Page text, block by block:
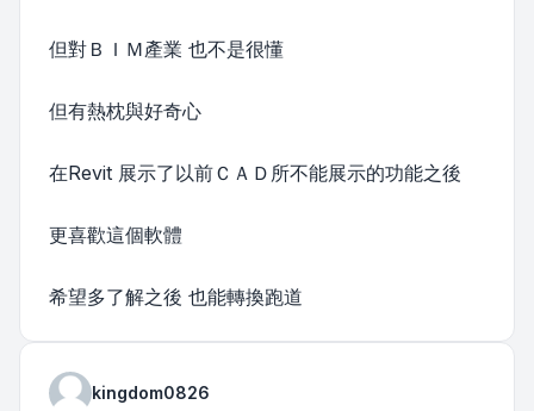
但對ＢＩＭ產業 也不是很懂
但有熱枕與好奇心
在Revit 展示了以前ＣＡＤ所不能展示的功能之後
更喜歡這個軟體
希望多了解之後 也能轉換跑道
kingdom0826